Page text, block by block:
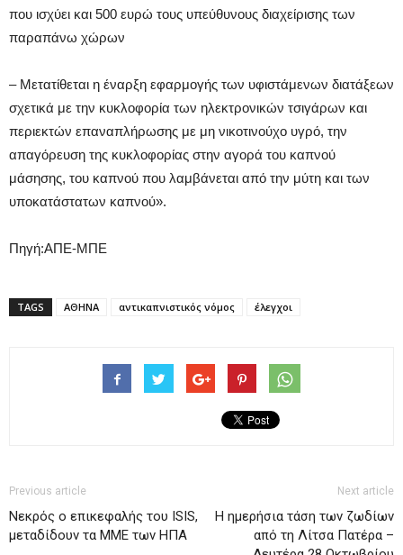
που ισχύει και 500 ευρώ τους υπεύθυνους διαχείρισης των
παραπάνω χώρων
– Μετατίθεται η έναρξη εφαρμογής των υφιστάμενων διατάξεων
σχετικά με την κυκλοφορία των ηλεκτρονικών τσιγάρων και
περιεκτών επαναπλήρωσης με μη νικοτινούχο υγρό, την
απαγόρευση της κυκλοφορίας στην αγορά του καπνού
μάσησης, του καπνού που λαμβάνεται από την μύτη και των
υποκατάστατων καπνού».
Πηγή:ΑΠΕ-ΜΠΕ
TAGS ΑΘΗΝΑ αντικαπνιστικός νόμος έλεγχοι
Previous article
Νεκρός ο επικεφαλής του ISIS,
μεταδίδουν τα ΜΜΕ των ΗΠΑ
Next article
H ημερήσια τάση των ζωδίων
από τη Λίτσα Πατέρα –